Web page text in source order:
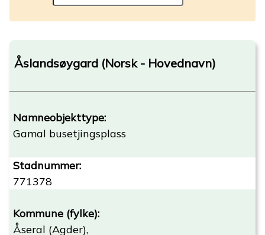
Åslandsøygard (Norsk - Hovednavn)
Namneobjekttype:
Gamal busetjingsplass
Stadnummer:
771378
Kommune (fylke):
Åseral (Agder),